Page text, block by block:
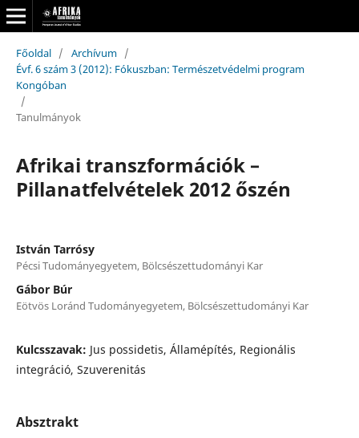
Főoldal / Archívum /
Évf. 6 szám 3 (2012): Fókuszban: Természetvédelmi program
Kongóban
/
Tanulmányok
Afrikai transzformációk –
Pillanatfelvételek 2012 őszén
István Tarrósy
Pécsi Tudományegyetem, Bölcsészettudományi Kar
Gábor Búr
Eötvös Loránd Tudományegyetem, Bölcsészettudományi Kar
Kulcsszavak: Jus possidetis, Államépítés, Regionális
integráció, Szuverenitás
Absztrakt